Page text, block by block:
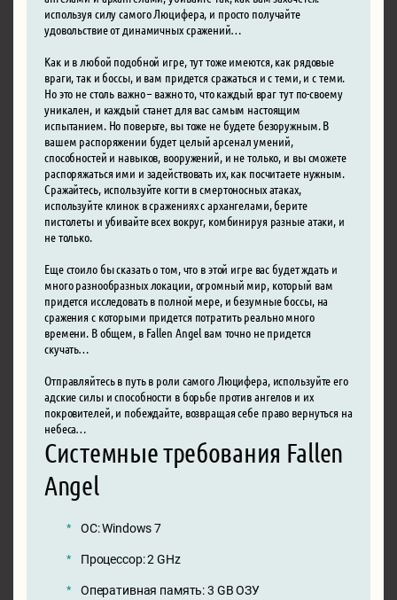
используя силу самого Люцифера, и просто получайте
удовольствие от динамичных сражений…
Как и в любой подобной игре, тут тоже имеются, как рядовые
враги, так и боссы, и вам придется сражаться и с теми, и с теми.
Но это не столь важно – важно то, что каждый враг тут по-своему
уникален, и каждый станет для вас самым настоящим
испытанием. Но поверьте, вы тоже не будете безоружным. В
вашем распоряжении будет целый арсенал умений,
способностей и навыков, вооружений, и не только, и вы сможете
распоряжаться ими и задействовать их, как посчитаете нужным.
Сражайтесь, используйте когти в смертоносных атаках,
используйте клинок в сражениях с архангелами, берите
пистолеты и убивайте всех вокруг, комбинируя разные атаки, и
не только.
Еще стоило бы сказать о том, что в этой игре вас будет ждать и
много разнообразных локации, огромный мир, который вам
придется исследовать в полной мере, и безумные боссы, на
сражения с которыми придется потратить реально много
времени. В общем, в Fallen Angel вам точно не придется
скучать…
Отправляйтесь в путь в роли самого Люцифера, используйте его
адские силы и способности в борьбе против ангелов и их
покровителей, и побеждайте, возвращая себе право вернуться на
небеса…
Системные требования Fallen
Angel
ОС: Windows 7
Процессор: 2 GHz
Оперативная память: 3 GB ОЗУ